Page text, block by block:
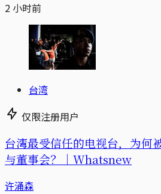
2 小时前
台湾
仅限注册用户
台湾最受信任的电视台，为何
与董事会？｜Whatsnew
许涌森